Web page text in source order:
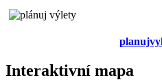
Interaktivní mapa